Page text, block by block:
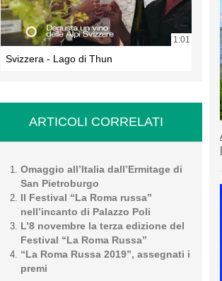
1:01
Svizzera - Lago di Thun
ARTICOLI CORRELATI
Omaggio all’Italia dall’Ermitage di
San Pietroburgo
Il Festival “La Roma russa”
nell’incanto di Palazzo Poli
L’8 novembre la terza edizione del
Festival “La Roma Russa”
“La Roma Russa 2019”, assegnati i
premi